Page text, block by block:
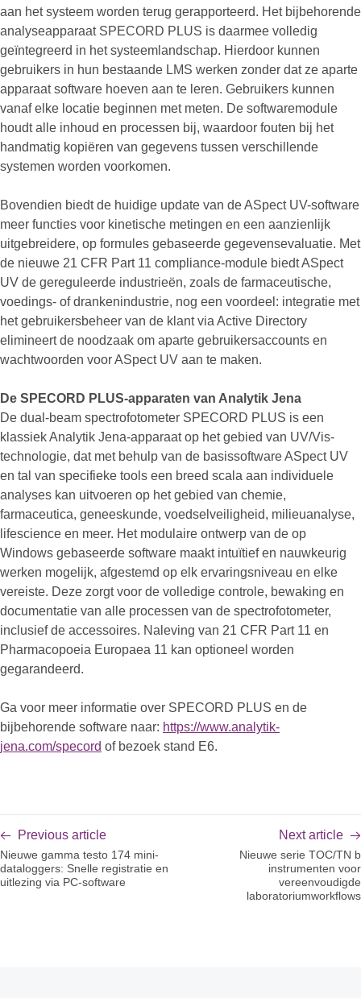
aan het systeem worden terug gerapporteerd. Het bijbehorende
analyseapparaat SPECORD PLUS is daarmee volledig
geïntegreerd in het systeemlandschap. Hierdoor kunnen
gebruikers in hun bestaande LMS werken zonder dat ze aparte
apparaat software hoeven aan te leren. Gebruikers kunnen
vanaf elke locatie beginnen met meten. De softwaremodule
houdt alle inhoud en processen bij, waardoor fouten bij het
handmatig kopiëren van gegevens tussen verschillende
systemen worden voorkomen.
Bovendien biedt de huidige update van de ASpect UV-software
meer functies voor kinetische metingen en een aanzienlijk
uitgebreidere, op formules gebaseerde gegevensevaluatie. Met
de nieuwe 21 CFR Part 11 compliance-module biedt ASpect
UV de gereguleerde industrieën, zoals de farmaceutische,
voedings- of drankenindustrie, nog een voordeel: integratie met
het gebruikersbeheer van de klant via Active Directory
elimineert de noodzaak om aparte gebruikersaccounts en
wachtwoorden voor ASpect UV aan te maken.
De SPECORD PLUS-apparaten van Analytik Jena
De dual-beam spectrofotometer SPECORD PLUS is een
klassiek Analytik Jena-apparaat op het gebied van UV/Vis-
technologie, dat met behulp van de basissoftware ASpect UV
en tal van specifieke tools een breed scala aan individuele
analyses kan uitvoeren op het gebied van chemie,
farmaceutica, geneeskunde, voedselveiligheid, milieuanalyse,
lifescience en meer. Het modulaire ontwerp van de op
Windows gebaseerde software maakt intuïtief en nauwkeurig
werken mogelijk, afgestemd op elk ervaringsniveau en elke
vereiste. Deze zorgt voor de volledige controle, bewaking en
documentatie van alle processen van de spectrofotometer,
inclusief de accessoires. Naleving van 21 CFR Part 11 en
Pharmacopoeia Europaea 11 kan optioneel worden
gegarandeerd.
Ga voor meer informatie over SPECORD PLUS en de
bijbehorende software naar: https://www.analytik-
jena.com/specord of bezoek stand E6.
Previous article
Nieuwe gamma testo 174 mini-
dataloggers: Snelle registratie en
uitlezing via PC-software
Next article
Nieuwe serie TOC/TN b
instrumenten voor
vereenvoudigde
laboratoriumworkflows